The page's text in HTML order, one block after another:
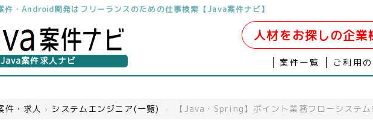
件・Android開発はフリーランスのための仕事検索【Java案件ナビ】
Java案件求人ナビ
人材をお探しの企業
案件一覧 ご利用
件・求人 › システムエンジニア(一覧) › 【Java・Spring】ポイント業務フローシステ